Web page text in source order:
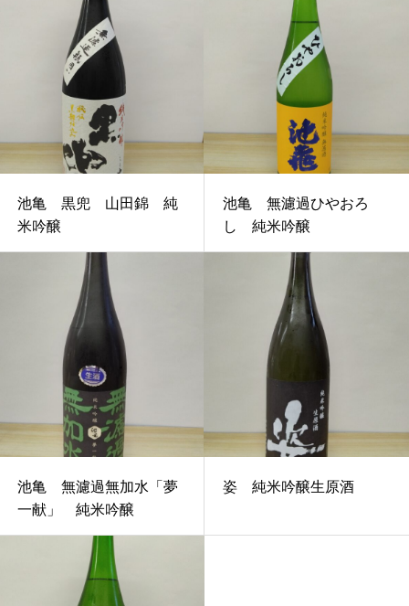
池亀 黒兜 山田錦 純
米吟醸
池亀 無濾過ひやおろ
し 純米吟醸
池亀 無濾過無加水「夢
一献」 純米吟醸
姿 純米吟醸生原酒